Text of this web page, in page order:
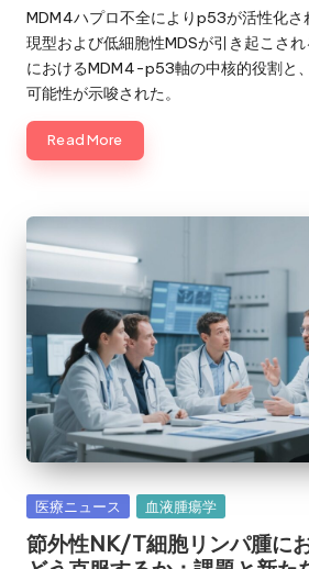
by
MDM4ハプロ不全によりp53が活性化さ
現型および低細胞性MDSが引き起こさ
におけるMDM4-p53軸の中核的役割と
可能性が示唆された。
Read More
Posted
医療ニュース 血液腫瘍学
節外性NK/T細胞リンパ腫に